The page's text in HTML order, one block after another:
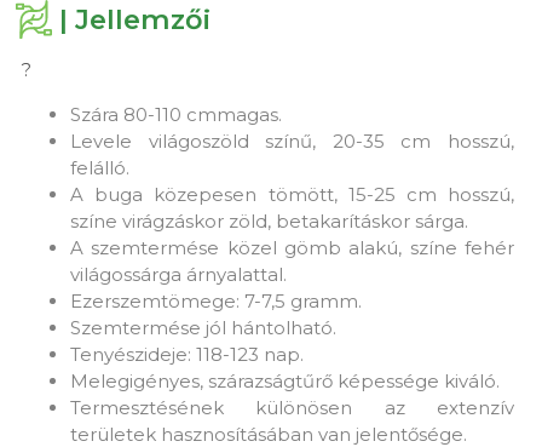
| Jellemzői
?
Szára 80-110 cmmagas.
Levele világoszöld színű, 20-35 cm hosszú,
felálló.
A buga közepesen tömött, 15-25 cm hosszú,
színe virágzáskor zöld, betakarításkor sárga.
A szemtermése közel gömb alakú, színe fehér
világossárga árnyalattal.
Ezerszemtömege: 7-7,5 gramm.
Szemtermése jól hántolható.
Tenyészideje: 118-123 nap.
Melegigényes, szárazságtűrő képessége kiváló.
Termesztésének különösen az extenzív
területek hasznosításában van jelentősége.